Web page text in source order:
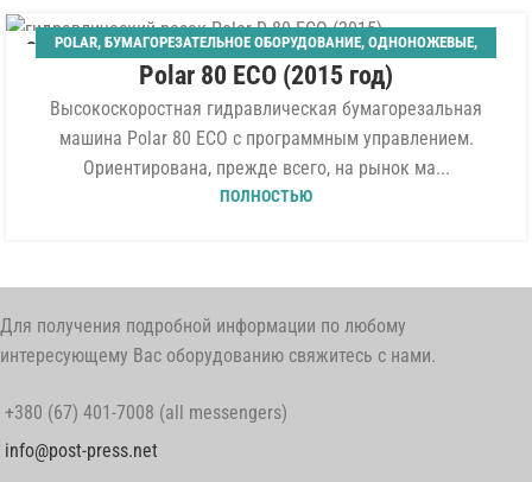
06 POLAR, БУМАГОРЕЗАТЕЛЬНОЕ ОБОРУДОВАНИЕ, ОДНОНОЖЕВЫЕ,
ШИРИНА 800 ММ
Polar 80 ECO (2015 год)
Высокоскоростная гидравлическая бумагорезальная
машина Polar 80 ECO с программным управлением.
Ориентирована, прежде всего, на рынок ма...
ПОЛНОСТЬЮ
Для получения подробной информации по любому
интересующему Вас оборудованию свяжитесь с нами.
+380 (67) 401-7008 (all messengers)
info@post-press.net